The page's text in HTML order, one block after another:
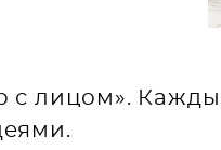
с лицом».